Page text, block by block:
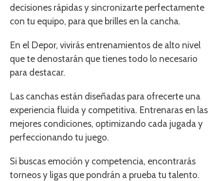
decisiones rápidas y sincronizarte perfectamente
con tu equipo, para que brilles en la cancha.
En el Depor, vivirás entrenamientos de alto nivel
que te denostarán que tienes todo lo necesario
para destacar.
Las canchas están diseñadas para ofrecerte una
experiencia fluida y competitiva. Entrenaras en las
mejores condiciones, optimizando cada jugada y
perfeccionando tu juego.
Si buscas emoción y competencia, encontrarás
torneos y ligas que pondrán a prueba tu talento.